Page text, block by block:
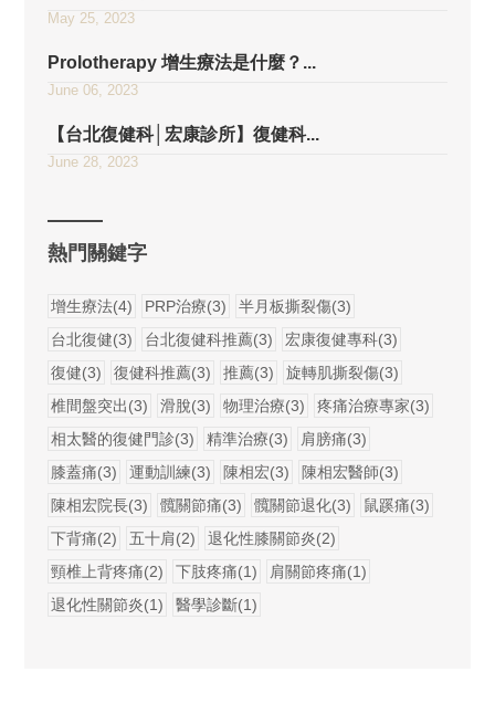
May 25, 2023
Prolotherapy 增生療法是什麼？...
June 06, 2023
【台北復健科│宏康診所】復健科...
June 28, 2023
熱門關鍵字
增生療法(4) PRP治療(3)
半月板撕裂傷(3)
台北復健(3)
台北復健科推薦(3)
宏康復健專科(3)
復健(3)
復健科推薦(3) 推薦(3)
旋轉肌撕裂傷(3)
椎間盤突出(3)
滑脫(3) 物理治療(3)
疼痛治療專家(3)
相太醫的復健門診(3)
精準治療(3)
肩膀痛(3)
膝蓋痛(3)
運動訓練(3) 陳相宏(3)
陳相宏醫師(3)
陳相宏院長(3)
髖關節痛(3) 髖關節退化(3)
鼠蹊痛(3)
下背痛(2)
五十肩(2)
退化性膝關節炎(2)
頸椎上背疼痛(2)
下肢疼痛(1)
肩關節疼痛(1)
退化性關節炎(1)
醫學診斷(1)